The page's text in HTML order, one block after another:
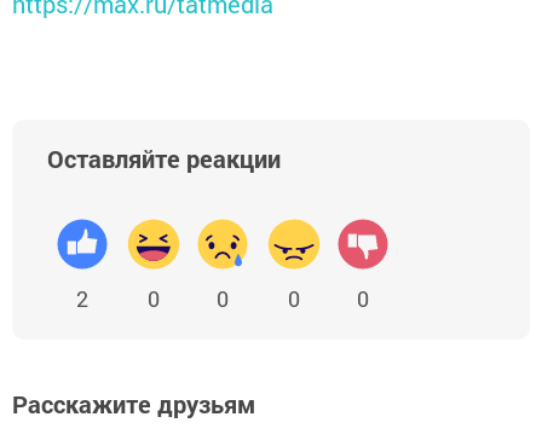
Оставляйте реакции
2 0 0 0 0
Расскажите друзьям